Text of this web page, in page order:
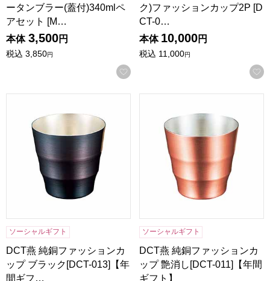
ータンブラー(蓋付)340mlペ
アセット [M…
本体 3,500円
税込 3,850円
お気に入りに登録する
ク)ファッションカップ2P [D
CT-0…
本体 10,000円
税込 11,000円
ソーシャルギフト
DCT燕 純銅ファッションカ
ップ ブラック[DCT-013]【年
間ギフ…
ソーシャルギフト
DCT燕 純銅ファッションカ
ップ 艶消し[DCT-011]【年間
ギフト】